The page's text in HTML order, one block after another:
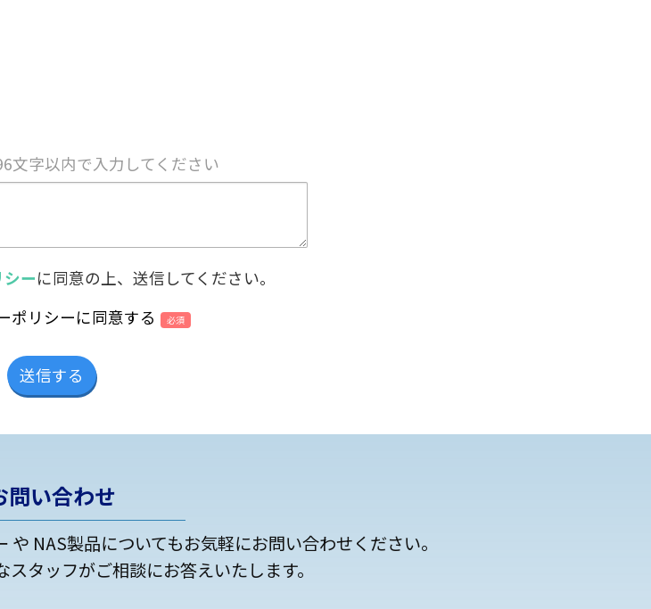
文字以内で入力してください
ーに同意の上、送信してください。
ポリシーに同意する
必須
問い合わせ
NAS製品についてもお気軽にお問い合わせください。
タッフがご相談にお答えいたします。